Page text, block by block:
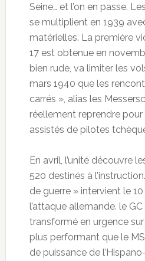
Seine… et l’on en passe.
se multiplient en 1939
matérielles. La première
17 est obtenue en
bien rude, va limiter les
mars 1940 que les
carrés », alias les
réellement reprendre
assistés de pilotes
En avril, l’unité découvre
520 destinés à
de guerre » intervient le
l’attaque allemande. le
transformé en urgence
plus performant que le
de puissance de